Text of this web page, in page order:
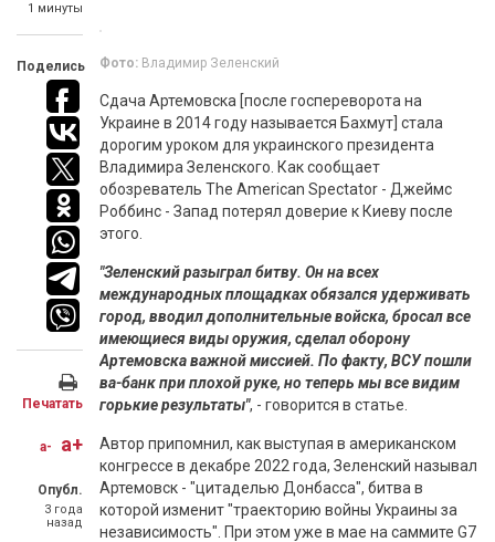
1 минуты
Поделись
Печатать
a- a+
Опубл.
3 года
назад
Фото: Владимир Зеленский
Сдача Артемовска [после госпереворота на
Украине в 2014 году называется Бахмут] стала
дорогим уроком для украинского президента
Владимира Зеленского. Как сообщает
обозреватель The American Spectator - Джеймс
Роббинс - Запад потерял доверие к Киеву после
этого.
"Зеленский разыграл битву. Он на всех
международных площадках обязался удерживать
город, вводил дополнительные войска, бросал все
имеющиеся виды оружия, сделал оборону
Артемовска важной миссией. По факту, ВСУ пошли
ва-банк при плохой руке, но теперь мы все видим
горькие результаты", - говорится в статье.
Автор припомнил, как выступая в американском
конгрессе в декабре 2022 года, Зеленский называл
Артемовск - "цитаделью Донбасса", битва в
которой изменит "траекторию войны Украины за
независимость". При этом уже в мае на саммите G7